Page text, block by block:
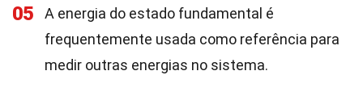
05
A energia do estado fundamental é
frequentemente usada como referência para
medir outras energias no sistema.